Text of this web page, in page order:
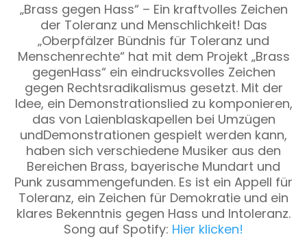
„Brass gegen Hass“ – Ein kraftvolles Zeichen
der Toleranz und Menschlichkeit! Das
„Oberpfälzer Bündnis für Toleranz und
Menschenrechte“ hat mit dem Projekt „Brass
gegenHass“ ein eindrucksvolles Zeichen
gegen Rechtsradikalismus gesetzt. Mit der
Idee, ein Demonstrationslied zu komponieren,
das von Laienblaskapellen bei Umzügen
undDemonstrationen gespielt werden kann,
haben sich verschiedene Musiker aus den
Bereichen Brass, bayerische Mundart und
Punk zusammengefunden. Es ist ein Appell für
Toleranz, ein Zeichen für Demokratie und ein
klares Bekenntnis gegen Hass und Intoleranz.
Song auf Spotify: Hier klicken!